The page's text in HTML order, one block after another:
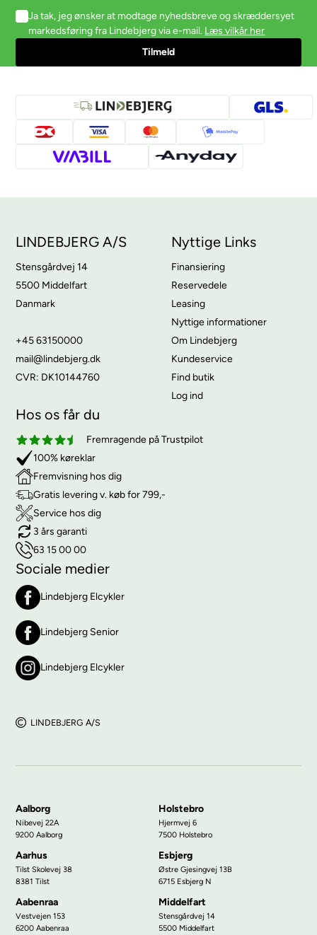
Ja tak, jeg ønsker at modtage nyhedsbreve og skræddersyet
markedsføring fra Lindebjerg via e-mail. Læs vilkår her
LINDEBJERG A/S
Stensgårdvej 14
5500 Middelfart
Danmark
+45 63150000
mail@lindebjerg.dk
CVR: DK10144760
Nyttige Links
Finansiering
Reservedele
Leasing
Nyttige informationer
Om Lindebjerg
Kundeservice
Find butik
Log ind
Hos os får du
Fremragende på Trustpilot
100% køreklar
Fremvisning hos dig
Gratis levering v. køb for 799,-
Service hos dig
3 års garanti
63 15 00 00
Sociale medier
Lindebjerg Elcykler
Lindebjerg Senior
Lindebjerg Elcykler
LINDEBJERG A/S
Aalborg
Nibevej 22A
9200 Aalborg
Holstebro
Hjermvej 6
7500 Holstebro
Aarhus
Tilst Skolevej 38
8381 Tilst
Esbjerg
Østre Gjesingvej 13B
6715 Esbjerg N
Aabenraa
Vestvejen 153
6200 Aabenraa
Middelfart
Stensgårdvej 14
5500 Middelfart